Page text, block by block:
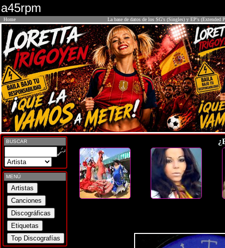
a45rpm
Home La base de datos de los SG's (Singles) y EP's (Extended
BUSCAR
MENÚ